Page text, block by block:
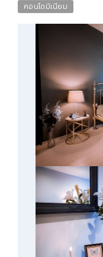
คอนโดมิเนียม